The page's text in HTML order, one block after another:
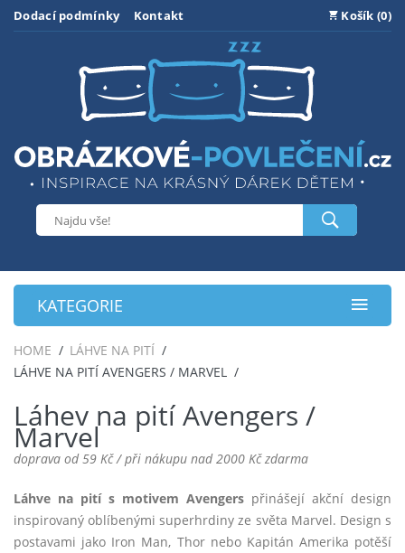
Dodací podmínky Kontakt Košík (0)
KATEGORIE
HOME
LÁHVE NA PITÍ
LÁHVE NA PITÍ AVENGERS / MARVEL
Láhev na pití Avengers /
Marvel
doprava od 59 Kč / při nákupu nad 2000 Kč zdarma
Láhve na pití s motivem Avengers přinášejí akční design
inspirovaný oblíbenými superhrdiny ze světa Marvel. Design s
postavami jako Iron Man, Thor nebo Kapitán Amerika potěší